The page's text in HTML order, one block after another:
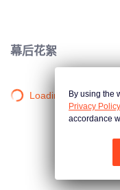
幕后花絮
Loading…By using the
Privacy Policy
accordance